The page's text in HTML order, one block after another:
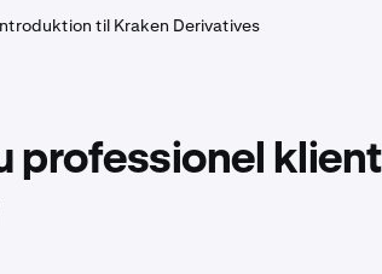
til Kraken Derivatives
professionel